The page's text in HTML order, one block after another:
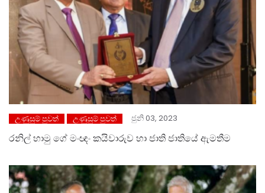
උණුසුම් පුවත් උණුසුම් පුවත් ජුනි 03, 2023
රනිල් හාමු ගේ මංඥං කයිවාරුව හා ජාති ජාතියේ ඇමතීම